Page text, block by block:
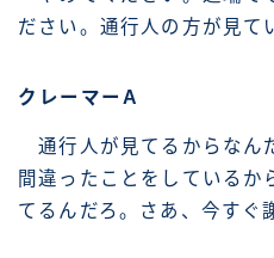
ださい。通行人の方が見て
クレーマーA
通行人が見てるからなん
間違ったことをしているか
てるんだろ。さあ、今すぐ